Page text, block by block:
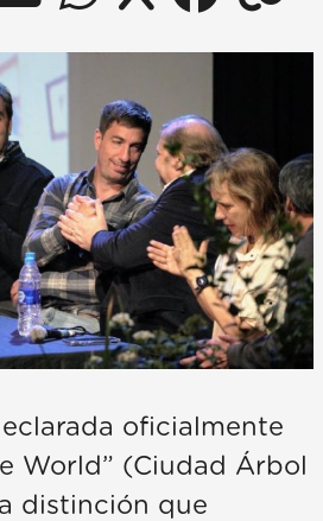
oficialmente
World” (Ciudad Árbol
distinción que